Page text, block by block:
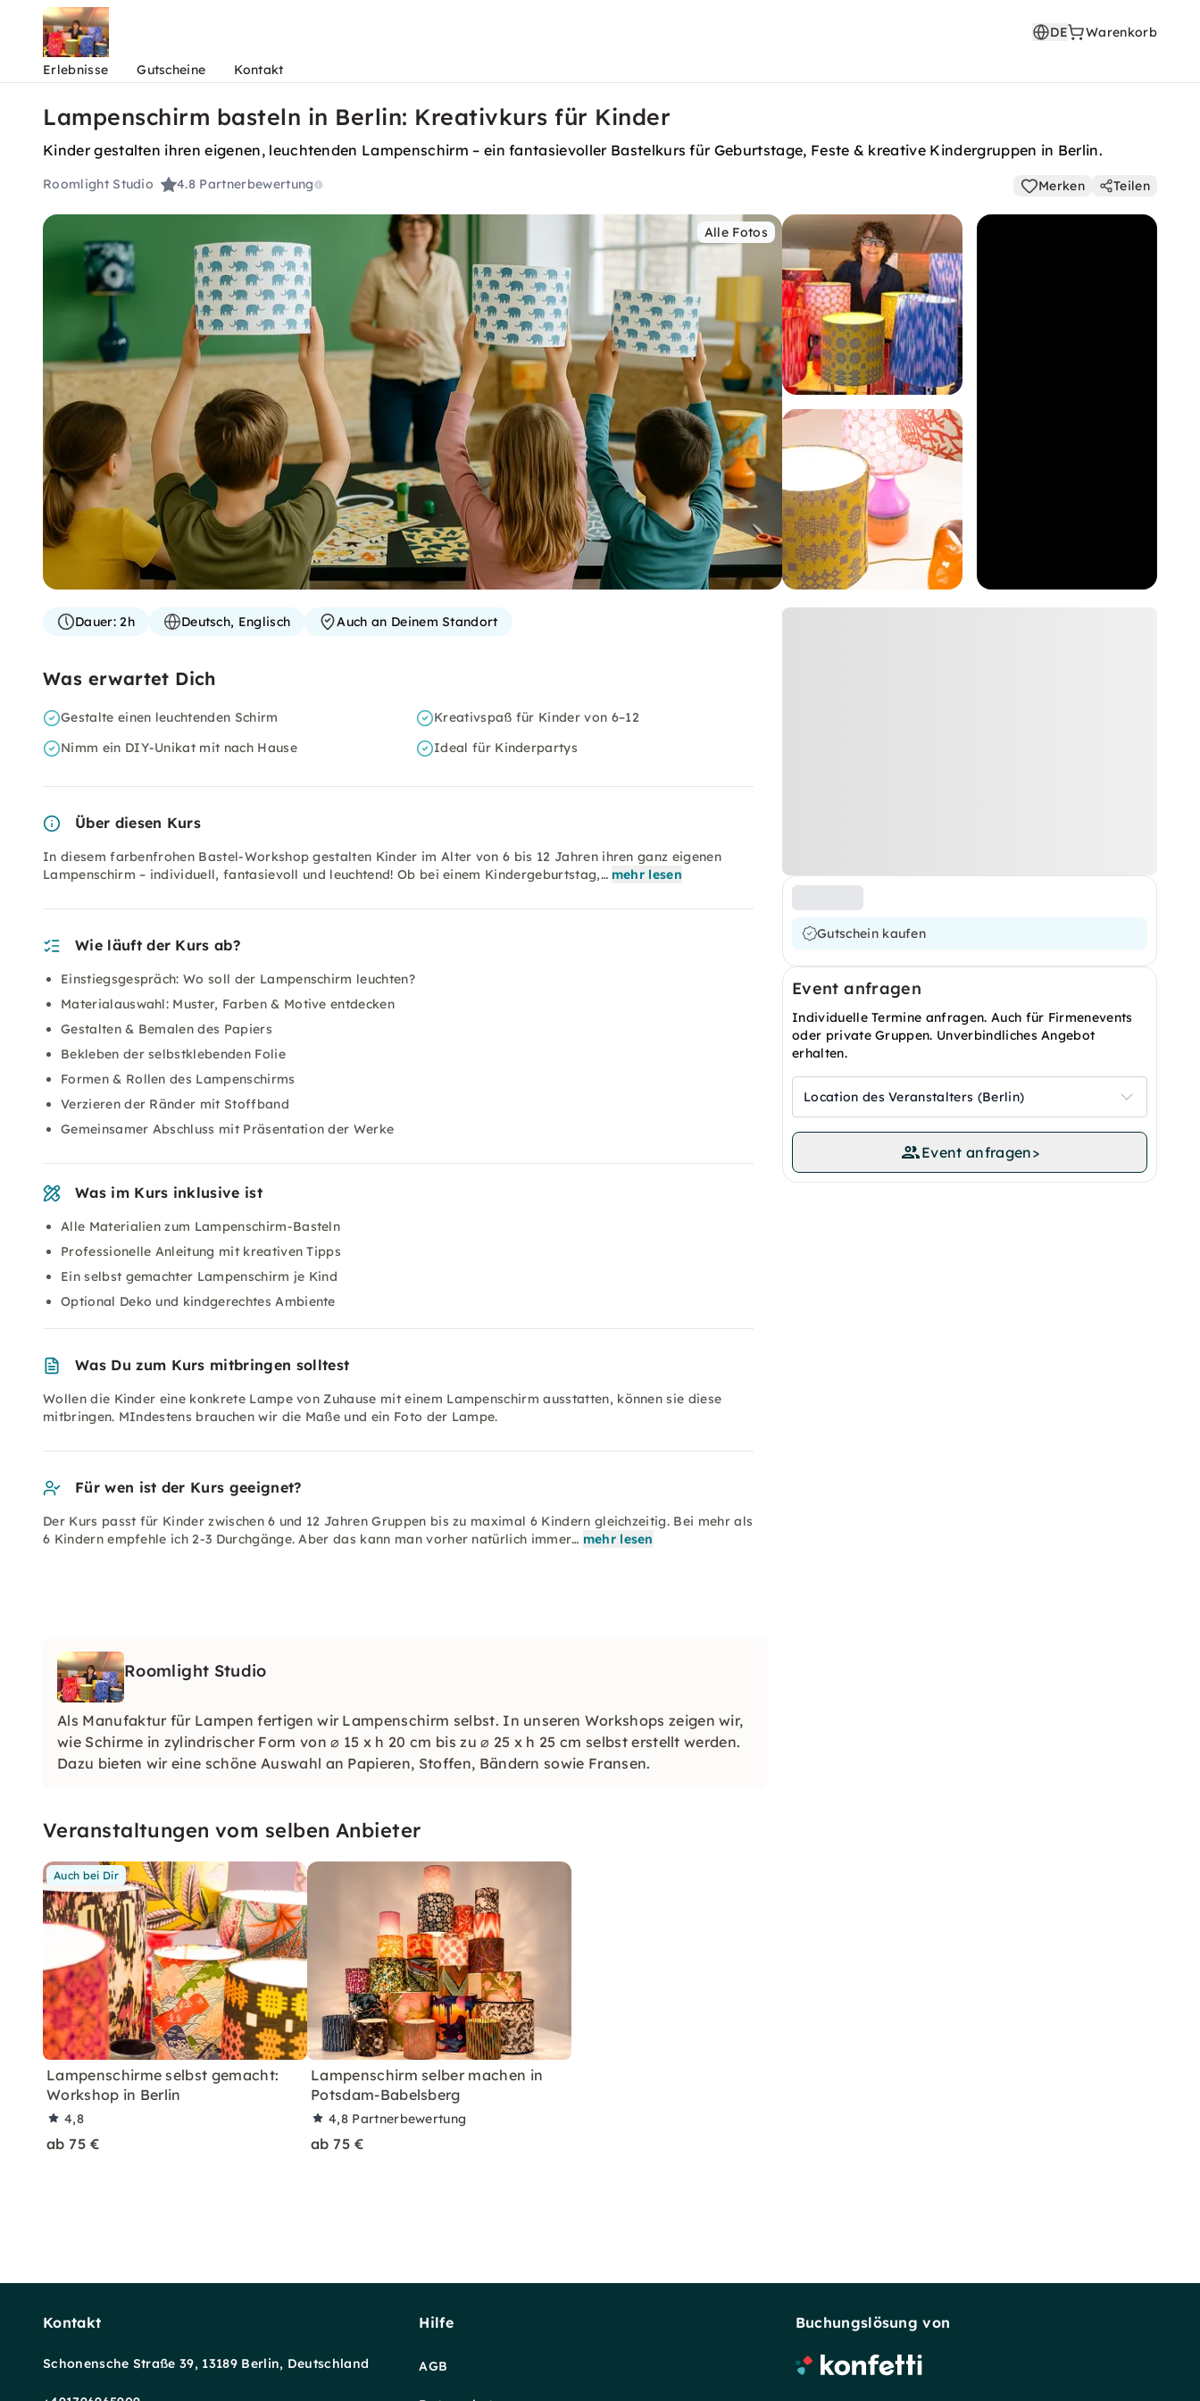
DE Warenkorb
Erlebnisse Gutscheine Kontakt
Lampenschirm basteln in Berlin: Kreativkurs für Kinder
Kinder gestalten ihren eigenen, leuchtenden Lampenschirm – ein fantasievoller Bastelkurs für Geburtstage, Feste & kreative Kindergruppen in Berlin.
Roomlight Studio 4.8 Partnerbewertung Merken Teilen
Alle Fotos
Gutschein kaufen
Event anfragen
Individuelle Termine anfragen. Auch für Firmenevents
oder private Gruppen. Unverbindliches Angebot
erhalten.
Location des Veranstalters (Berlin)
Event anfragen>
Dauer:2h Deutsch, Englisch Auch an Deinem Standort
Was erwartet Dich
Gestalte einen leuchtenden Schirm
Kreativspaß für Kinder von 6–12
Nimm ein DIY-Unikat mit nach Hause
Ideal für Kinderpartys
Über diesen Kurs
In diesem farbenfrohen Bastel-Workshop gestalten Kinder im Alter von 6 bis 12 Jahren ihren ganz eigenen
Lampenschirm – individuell, fantasievoll und leuchtend! Ob bei einem Kindergeburtstag,… mehr lesen
Wie läuft der Kurs ab?
Einstiegsgespräch: Wo soll der Lampenschirm leuchten?
Materialauswahl: Muster, Farben & Motive entdecken
Gestalten & Bemalen des Papiers
Bekleben der selbstklebenden Folie
Formen & Rollen des Lampenschirms
Verzieren der Ränder mit Stoffband
Gemeinsamer Abschluss mit Präsentation der Werke
Was im Kurs inklusive ist
Alle Materialien zum Lampenschirm-Basteln
Professionelle Anleitung mit kreativen Tipps
Ein selbst gemachter Lampenschirm je Kind
Optional Deko und kindgerechtes Ambiente
Was Du zum Kurs mitbringen solltest
Wollen die Kinder eine konkrete Lampe von Zuhause mit einem Lampenschirm ausstatten, können sie diese
mitbringen. MIndestens brauchen wir die Maße und ein Foto der Lampe.
Für wen ist der Kurs geeignet?
Der Kurs passt für Kinder zwischen 6 und 12 Jahren Gruppen bis zu maximal 6 Kindern gleichzeitig. Bei mehr als
6 Kindern empfehle ich 2-3 Durchgänge. Aber das kann man vorher natürlich immer… mehr lesen
Roomlight Studio
Als Manufaktur für Lampen fertigen wir Lampenschirm selbst. In unseren Workshops zeigen wir,
wie Schirme in zylindrischer Form von ⌀ 15 x h 20 cm bis zu ⌀ 25 x h 25 cm selbst erstellt werden.
Dazu bieten wir eine schöne Auswahl an Papieren, Stoffen, Bändern sowie Fransen.
Veranstaltungen vom selben Anbieter
Auch bei Dir
Lampenschirme selbst gemacht:
Workshop in Berlin
4,8
ab 75 €
Lampenschirm selber machen in
Potsdam-Babelsberg
4,8 Partnerbewertung
ab 75 €
Kontakt
Schonensche Straße 39, 13189 Berlin, Deutschland
Hilfe
AGB
Buchungslösung von